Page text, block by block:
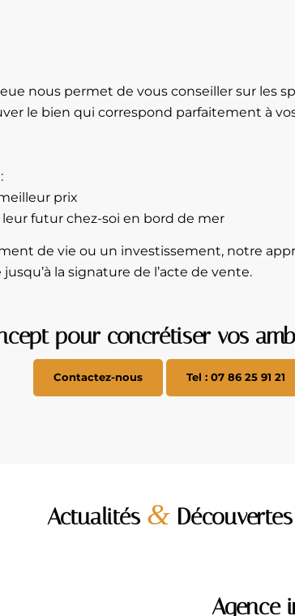
nous permet de vous conseiller sur les
le bien qui correspond parfaitement à
prix
futur chez-soi en bord de mer
de vie ou un investissement, notre
la signature de l’acte de vente.
pour concrétiser vos
Contactez-nous Tel : 07 86 25 91 21
Actualités &Découvertes
Agence